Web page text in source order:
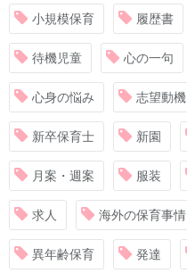
小規模保育 履歴書
待機児童 心の一句
心身の悩み 志望動機
新卒保育士 新園
月案・週案 服装
求人 海外の保育事情
異年齢保育 発達